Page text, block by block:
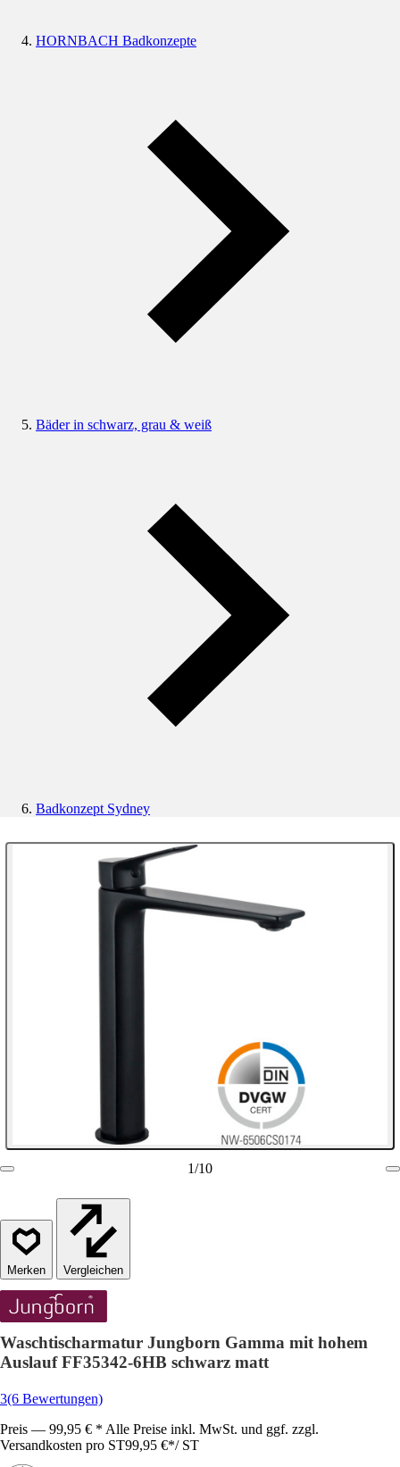
HORNBACH Badkonzepte
Bäder in schwarz, grau & weiß
Badkonzept Sydney
1/10
Vergleichen
Waschtischarmatur Jungborn Gamma mit hohem
Auslauf FF35342-6HB schwarz matt
3(6 Bewertungen)
Preis — 99,95 € * Alle Preise inkl. MwSt. und ggf. zzgl.
Versandkosten pro ST99,95 €*/ ST